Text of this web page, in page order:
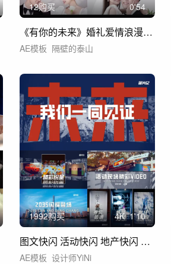
12购买 0'54
《有你的未来》婚礼爱情浪漫视频
AE模板 隔壁的泰山
1992购买 4K 1'10
图文快闪 活动快闪 地产快闪 快闪1分钟
AE模板 设计师YiNi